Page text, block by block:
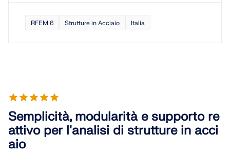
RFEM 6 Strutture in Acciaio Italia
Semplicità, modularità e supporto re
attivo per l'analisi di strutture in acci
aio